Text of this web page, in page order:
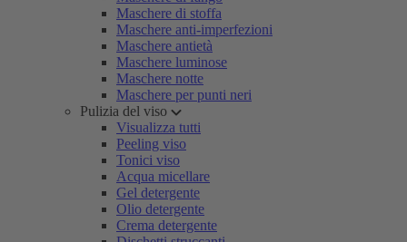
Maschere di stoffa
Maschere anti-imperfezioni
Maschere antietà
Maschere luminose
Maschere notte
Maschere per punti neri
Pulizia del viso
Visualizza tutti
Peeling viso
Tonici viso
Acqua micellare
Gel detergente
Olio detergente
Crema detergente